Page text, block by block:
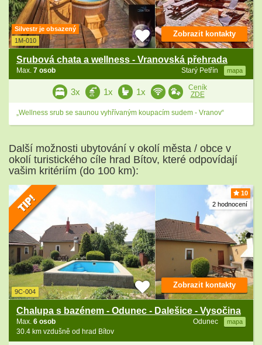
Silvestr je obsazený
1M-010
Srubová chata a wellness - Vranovská přehrada
Starý Petřín mapa
Max. 7 osob
Zobrazit kontakty
3x 1x 1x
Ceník
ZDE
„Wellness srub se saunou vyhřívaným koupacím sudem - Vranov“
Další možnosti ubytování v okolí města / obce v
okolí turistického cíle hrad Bítov, které odpovídají
vašim kritériím (do 100 km):
10
2 hodnocení
9C-004
Chalupa s bazénem - Odunec - Dalešice - Vysočina
Odunec mapa
Max. 6 osob
30.4 km vzdušně od hrad Bítov
Zobrazit kontakty